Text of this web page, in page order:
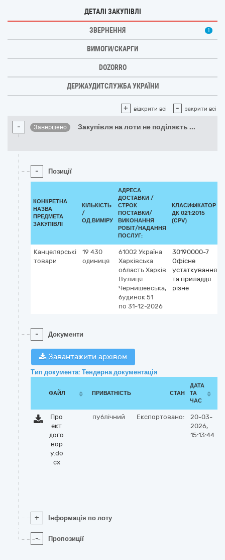
ДЕТАЛІ ЗАКУПІВЛІ
ЗВЕРНЕННЯ 1
ВИМОГИ/СКАРГИ
DOZORRO
ДЕРЖАУДИТСЛУЖБА УКРАЇНИ
+ відкрити всі - закрити всі
- Завершено Закупівля на лоти не поділяєть ...
- Позиції
КОНКРЕТНА
НАЗВА
ПРЕДМЕТА
ЗАКУПІВЛІ
КІЛЬКІСТЬ
/
ОД.ВИМІРУ
АДРЕСА
ДОСТАВКИ /
СТРОК
ПОСТАВКИ/
ВИКОНАННЯ
РОБІТ/НАДАННЯ
ПОСЛУГ:
КЛАСИФІКАТОР
ДК 021:2015
(CPV)
Канцелярські
товари
19 430
одиниця
61002 Україна
Харківська
область Харків
Вулиця
Чернишевська,
будинок 51
по 31-12-2026
30190000-7
Офісне
устаткування
та приладдя
різне
- Документи
Завантажити архівом
Тип документа: Тендерна документація
ФАЙЛ ПРИВАТНІСТЬ СТАН
ДАТА
ТА
ЧАС
Про
ект
дого
вор
у.do
cx
публічний Експортовано:
20-03-
2026,
15:13:44
+ Інформація по лоту
- Пропозиції